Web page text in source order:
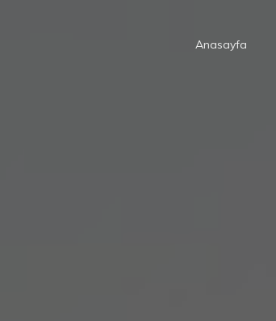
Anasayfa